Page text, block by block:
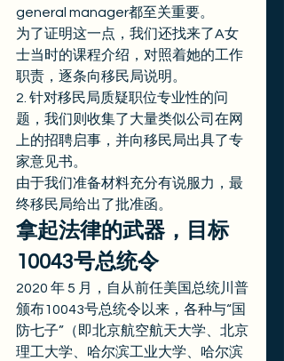
general manager都至关重要。
为了证明这一点，我们还找来了A女
士当时的课程介绍，对照着她的工作
职责，逐条向移民局说明。
2. 针对移民局质疑职位专业性的问
题，我们则收集了大量类似公司在网
上的招聘启事，并向移民局出具了专
家意见书。
由于我们准备材料充分有说服力，最
终移民局给出了批准函。
拿起法律的武器，目标
10043号总统令
2020 年 5 月，自从前任美国总统川普
颁布10043号总统令以来，各种与“国
防七子”（即北京航空航天大学、北京
理工大学、哈尔滨工业大学、哈尔滨